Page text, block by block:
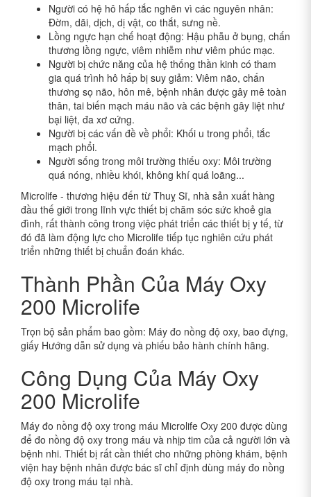
Người có hệ hô hấp tắc nghẽn vì các nguyên nhân:
Đờm, dãi, dịch, dị vật, co thắt, sưng nề.
Lồng ngực hạn chế hoạt động: Hậu phẫu ở bụng, chấn
thương lồng ngực, viêm nhiễm như viêm phúc mạc.
Người bị chức năng của hệ thống thần kinh có tham
gia quá trình hô hấp bị suy giảm: Viêm não, chấn
thương sọ não, hôn mê, bệnh nhân được gây mê toàn
thân, tai biến mạch máu não và các bệnh gây liệt như
bại liệt, đa xơ cứng.
Người bị các vấn đề về phổi: Khối u trong phổi, tắc
mạch phổi.
Người sống trong môi trường thiếu oxy: Môi trường
quá nóng, nhiều khói, không khí quá loãng...
Microlife - thương hiệu đến từ Thuỵ Sĩ, nhà sản xuất hàng
đầu thế giới trong lĩnh vực thiết bị chăm sóc sức khoẻ gia
đình, rất thành công trong việc phát triển các thiết bị y tế, từ
đó đã làm động lực cho Microlife tiếp tục nghiên cứu phát
triển những thiết bị chuẩn đoán khác.
Thành Phần Của Máy Oxy
200 Microlife
Trọn bộ sản phẩm bao gồm: Máy đo nồng độ oxy, bao đựng,
giấy Hướng dẫn sử dụng và phiếu bảo hành chính hãng.
Công Dụng Của Máy Oxy
200 Microlife
Máy đo nồng độ oxy trong máu Microlife Oxy 200 được dùng
để đo nồng độ oxy trong máu và nhịp tim của cả người lớn và
bệnh nhi. Thiết bị rất cần thiết cho những phòng khám, bệnh
viện hay bệnh nhân được bác sĩ chỉ định dùng máy đo nồng
độ oxy trong máu tại nhà.